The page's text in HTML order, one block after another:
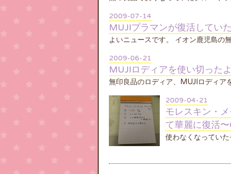
2009-07-14
MUJIプラマンが復活していた
よいニュースです。 イオン鹿児島の
2009-06-21
MUJIロディアを使い切ったよ
無印良品のロディア、MUJIロディア
2009-04-21
モレスキン・
て華麗に復活
使わなくなってい